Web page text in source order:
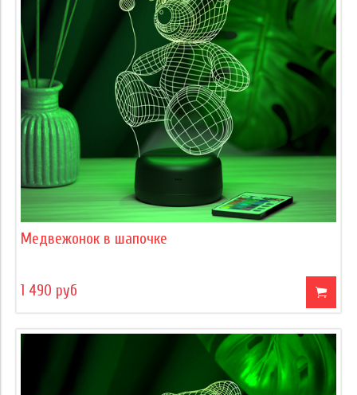
Медвежонок в шапочке
1 490 руб